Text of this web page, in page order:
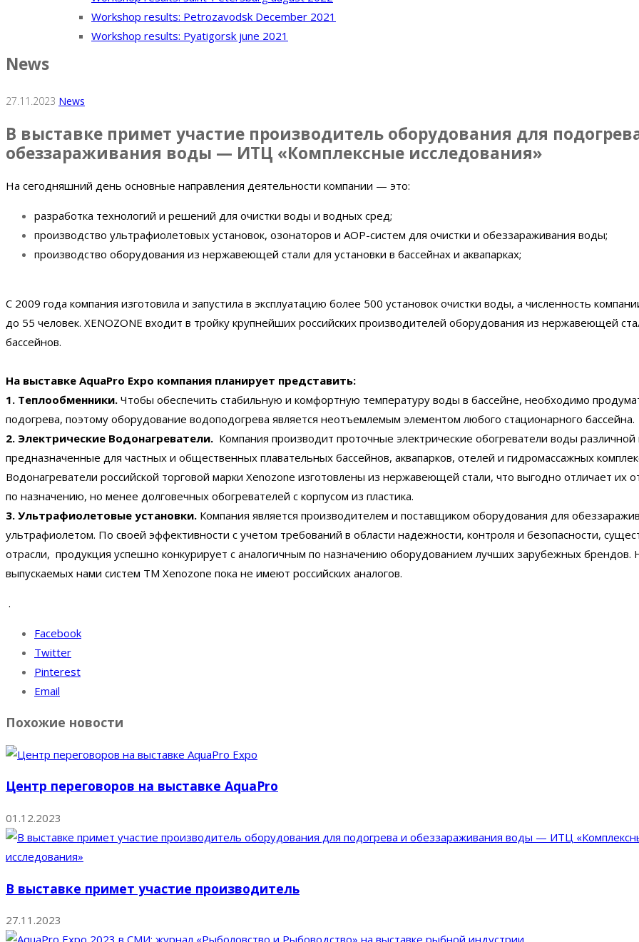
Workshop results: Petrozavodsk December 2021
Workshop results: Pyatigorsk june 2021
News
27.11.2023 News
В выставке примет участие производитель оборудования для
обеззараживания воды — ИТЦ «Комплексные исследования»
На сегодняшний день основные направления деятельности компании — это:
разработка технологий и решений для очистки воды и водных сред;
производство ультрафиолетовых установок, озонаторов и АОР-систем для очистки и обеззараживания воды;
производство оборудования из нержавеющей стали для установки в бассейнах и аквапарках;
С 2009 года компания изготовила и запустила в эксплуатацию более 500 установок очистки воды, а численность
до 55 человек. XENOZONE входит в тройку крупнейших российских производителей оборудования из нержавеющей
бассейнов.
На выставке AquaPro Expo компания планирует представить:
1. Теплообменники. Чтобы обеспечить стабильную и комфортную температуру воды в бассейне, необходимо
подогрева, поэтому оборудование водоподогрева является неотъемлемым элементом любого стационарного бассейна.
2. Электрические Водонагреватели. Компания производит проточные электрические обогреватели воды
предназначенные для частных и общественных плавательных бассейнов, аквапарков, отелей и гидромассажных
Водонагреватели российской торговой марки Xenozone изготовлены из нержавеющей стали, что выгодно отличает их
по назначению, но менее долговечных обогревателей с корпусом из пластика.
3. Ультрафиолетовые установки. Компания является производителем и поставщиком оборудования для
ультрафиолетом. По своей эффективности с учетом требований в области надежности, контроля и безопасности,
отрасли, продукция успешно конкурирует с аналогичным по назначению оборудованием лучших зарубежных брендов.
выпускаемых нами систем ТМ Xenozone пока не имеют российских аналогов.
.
Facebook
Twitter
Pinterest
Email
Похожие новости
Центр переговоров на выставке AquaPro
01.12.2023
В выставке примет участие производитель
27.11.2023